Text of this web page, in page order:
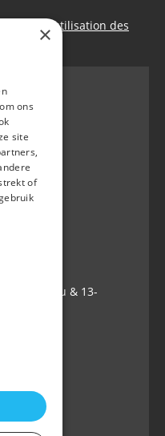
Politique d’utilisation des
9u-12u & 13-
×
ons
site
of